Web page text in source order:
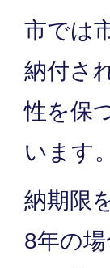
市では
納付さ
性を保
います。
納期限
8年の